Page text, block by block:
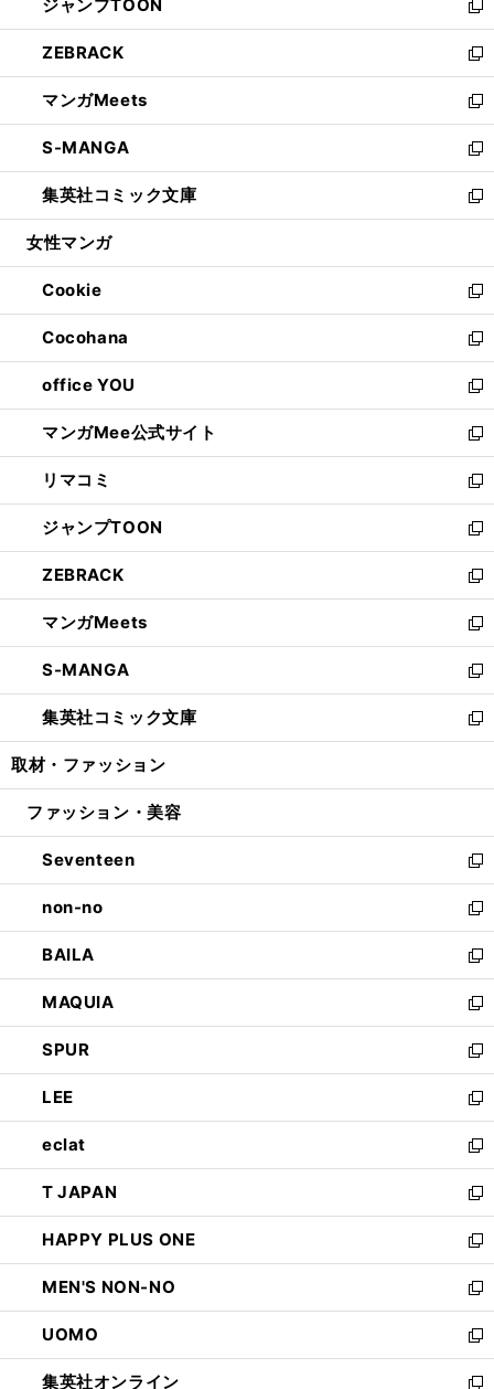
く
で
開
く
ド
ウ
で
開
く
ィ
ン
ド
ウ
で
開
く
い
ウ
ィ
ン
ド
ウ
で
開
く
ジャンプTOON
新
し
い
ウ
ィ
ン
ド
ウ
で
開
ZEBRACK
新
し
い
ウ
ィ
ン
ド
ウ
開
く
マンガMeets
新
し
い
ウ
ィ
ン
ウ
で
開
く
S-MANGA
新
し
い
ウ
ン
ド
ウ
で
開
く
集英社コミック文庫
新
し
ウ
ィ
ン
ド
ウ
で
開
く
女性マンガ
Cookie
新
し
い
ウ
ィ
ン
ド
ウ
で
開
く
Cocohana
新
し
い
ウ
ィ
ン
ド
ウ
で
開
く
office YOU
新
し
い
ウ
ィ
ン
ド
ウ
で
開
く
マンガMee公式サイト
新
し
い
ウ
ィ
ン
ド
ウ
で
開
く
リマコミ
新
し
い
ウ
ィ
ン
ド
ウ
で
開
く
ジャンプTOON
新
し
い
ウ
ィ
ン
ド
ウ
で
開
ZEBRACK
新
し
い
ウ
ィ
ン
ド
ウ
開
マンガMeets
新
し
い
ウ
ィ
ン
ウ
開
く
S-MANGA
新
し
い
ウ
ン
ウ
で
開
く
集英社コミック文庫
新
し
ウ
ン
ド
ウ
で
開
く
取材・ファッション
ファッション・美容
Seventeen
新
し
い
ウ
ィ
ン
ド
ウ
で
開
く
non-no
新
し
い
ウ
ィ
ン
ド
ウ
で
開
く
BAILA
新
し
い
ウ
ィ
ン
ド
ウ
で
開
く
MAQUIA
新
し
い
ウ
ィ
ン
ド
ウ
で
開
く
SPUR
新
し
い
ウ
ィ
ン
ド
ウ
で
開
く
LEE
新
し
い
ウ
ィ
ン
ド
ウ
で
開
く
eclat
新
し
い
ウ
ィ
ン
ド
ウ
で
開
く
T JAPAN
新
し
い
ウ
ィ
ン
ド
ウ
で
HAPPY PLUS ONE
新
し
い
ウ
ィ
ン
ド
MEN'S NON-NO
新
し
い
ウ
ィ
UOMO
新
し
集英社オンライン